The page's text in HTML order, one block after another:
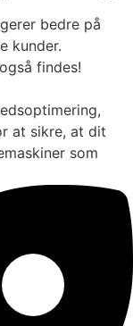
bedre på
kunder.
findes!
at sikre, at dit
som